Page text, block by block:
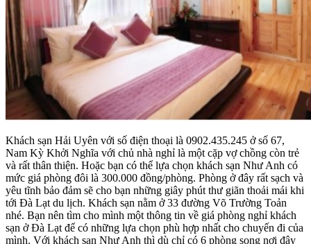
Khách sạn Hải Uyên với số điện thoại là 0902.435.245 ở số 67,
Nam Kỳ Khởi Nghĩa với chủ nhà nghỉ là một cặp vợ chồng còn trẻ
và rất thân thiện. Hoặc bạn có thể lựa chọn khách sạn Như Anh có
mức giá phòng đôi là 300.000 đồng/phòng. Phòng ở đây rất sạch và
yêu tĩnh bảo đảm sẽ cho bạn những giây phút thư giãn thoải mái khi
tới Đà Lạt du lịch. Khách sạn nằm ở 33 đường Võ Trường Toản
nhé. Bạn nên tìm cho mình một thông tin về giá phòng nghỉ khách
sạn ở Đà Lạt để có những lựa chọn phù hợp nhất cho chuyến đi của
mình. Với khách sạn Như Anh thì dù chỉ có 6 phòng song nơi đây